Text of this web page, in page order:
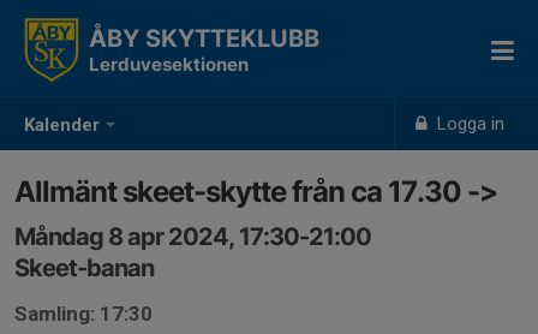
Kalender Logga in
ÅBY SKYTTEKLUBB
Lerduvesektionen
Allmänt skeet-skytte från ca 17.30 ->
Måndag 8 apr 2024, 17:30-21:00
Skeet-banan
Samling: 17:30